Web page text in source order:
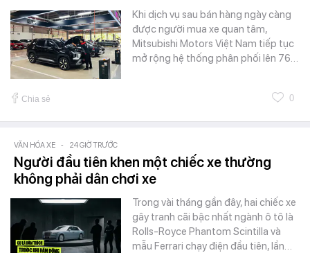
Khi dịch vụ sau bán hàng ngày càng
được người mua xe quan tâm,
Mitsubishi Motors Việt Nam tiếp tục
mở rộng hệ thống phân phối lên 76…
Chia sẻ 0
VĂN HÓA XE - 24 GIỜ TRƯỚC
Người đầu tiên khen một chiếc xe thường
không phải dân chơi xe
Trong vài tháng gần đây, hai chiếc xe
gây tranh cãi bậc nhất ngành ô tô là
Rolls-Royce Phantom Scintilla và
mẫu Ferrari chạy điện đầu tiên, lần…